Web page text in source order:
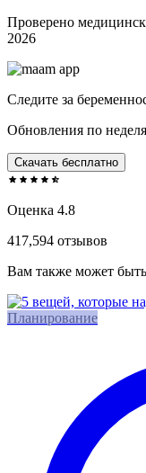
Проверено
2026
Следите за
Обновления по
Скачать бесплатно
Оценка 4.8
417,594 отзывов
Вам также может
Планирование